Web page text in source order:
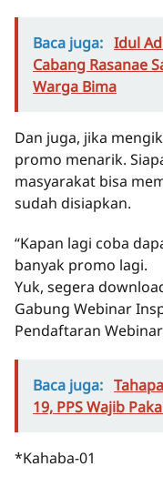
Baca juga: Idul
Cabang Rasanae
Warga Bima
Dan juga, jika
promo menarik.
masyarakat bisa
sudah disiapkan.
“Kapan lagi coba
banyak promo lagi.
Yuk, segera
Gabung Webinar
Pendaftaran
Baca juga:
19, PPS Wajib
*Kahaba-01